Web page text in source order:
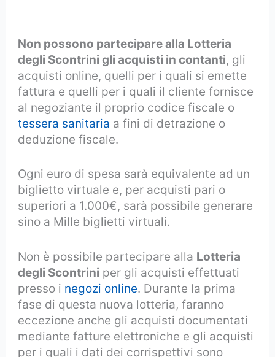
Non possono partecipare alla Lotteria
degli Scontrini gli acquisti in contanti, gli
acquisti online, quelli per i quali si emette
fattura e quelli per i quali il cliente fornisce
al negoziante il proprio codice fiscale o
tessera sanitaria a fini di detrazione o
deduzione fiscale.
Ogni euro di spesa sarà equivalente ad un
biglietto virtuale e, per acquisti pari o
superiori a 1.000€, sarà possibile generare
sino a Mille biglietti virtuali.
Non è possibile partecipare alla Lotteria
degli Scontrini per gli acquisti effettuati
presso i negozi online. Durante la prima
fase di questa nuova lotteria, faranno
eccezione anche gli acquisti documentati
mediante fatture elettroniche e gli acquisti
per i quali i dati dei corrispettivi sono